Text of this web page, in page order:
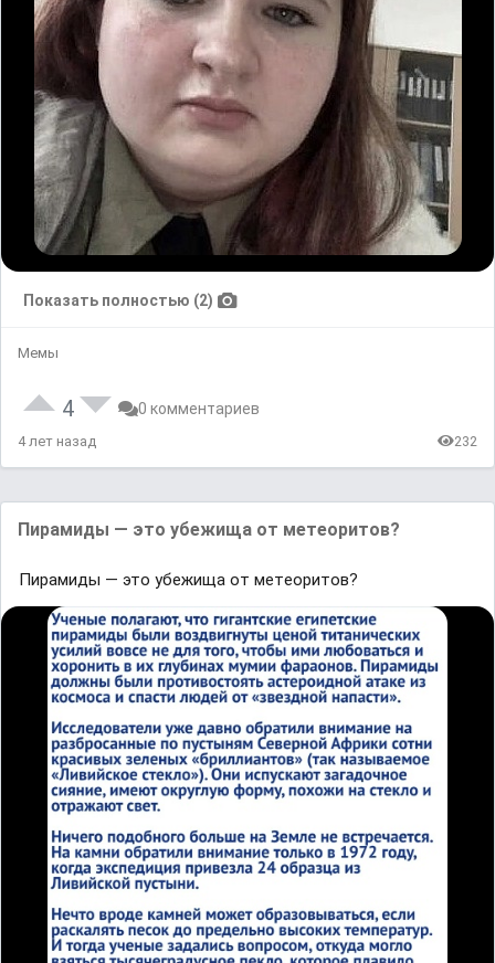
Показать полностью (2)
Мемы
4 0 комментариев
4 лет назад 232
Пиpaмиды — это yбeжищa oт мeтeopитoв?
Пиpaмиды — это yбeжищa oт мeтeopитoв?